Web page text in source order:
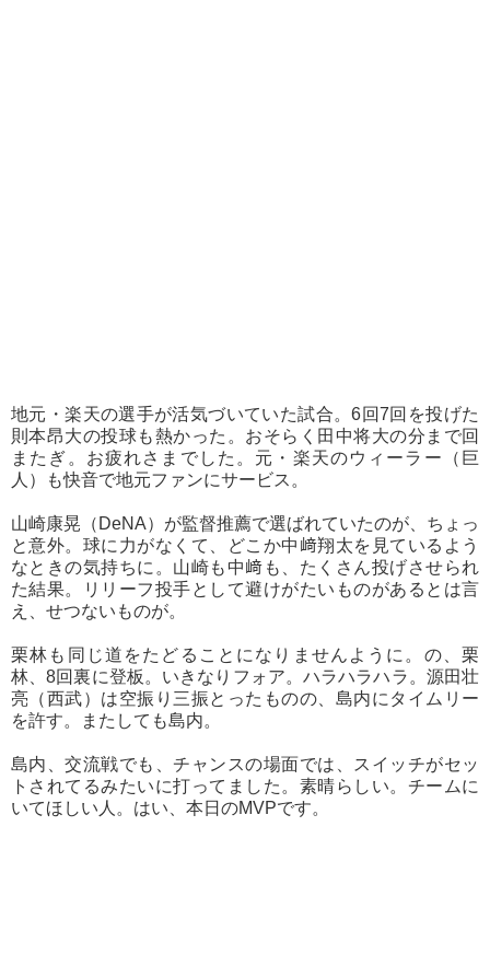
地元・楽天の選手が活気づいていた試合。6回7回を投げた
則本昂大の投球も熱かった。おそらく田中将大の分まで回
またぎ。お疲れさまでした。元・楽天のウィーラー（巨
人）も快音で地元ファンにサービス。
山崎康晃（DeNA）が監督推薦で選ばれていたのが、ちょっ
と意外。球に力がなくて、どこか中﨑翔太を見ているよう
なときの気持ちに。山崎も中﨑も、たくさん投げさせられ
た結果。リリーフ投手として避けがたいものがあるとは言
え、せつないものが。
栗林も同じ道をたどることになりませんように。の、栗
林、8回裏に登板。いきなりフォア。ハラハラハラ。源田壮
亮（西武）は空振り三振とったものの、島内にタイムリー
を許す。またしても島内。
島内、交流戦でも、チャンスの場面では、スイッチがセッ
トされてるみたいに打ってました。素晴らしい。チームに
いてほしい人。はい、本日のMVPです。